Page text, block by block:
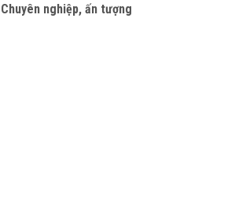
Chuyên nghiệp, ấn tượng